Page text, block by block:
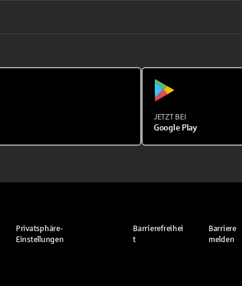
JETZT BEI
Google Play
Privatsphäre-
Einstellungen
Barrierefreihei
t
Barriere
melden